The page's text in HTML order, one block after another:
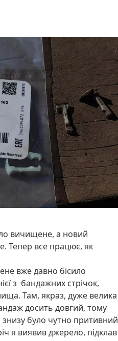
вичищене, а новий
Тепер все працює, як
вже давно бісило
з бандажних стрічок,
Там, якраз, дуже велика
досить довгий, тому
було чутно притивний
я виявив джерело, підклав